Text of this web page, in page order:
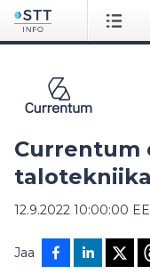
Currentum
12.9.2022 10:00:00
Jaa